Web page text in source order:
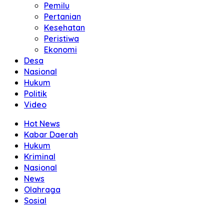
Pemilu
Pertanian
Kesehatan
Peristiwa
Ekonomi
Desa
Nasional
Hukum
Politik
Video
Hot News
Kabar Daerah
Hukum
Kriminal
Nasional
News
Olahraga
Sosial